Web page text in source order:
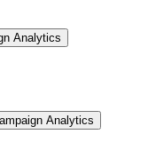
Analytics
Analytics